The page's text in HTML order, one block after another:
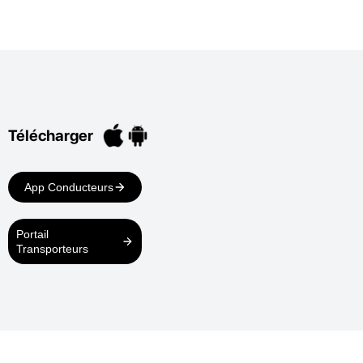
Télécharger
App Conducteurs
Portail
Transporteurs